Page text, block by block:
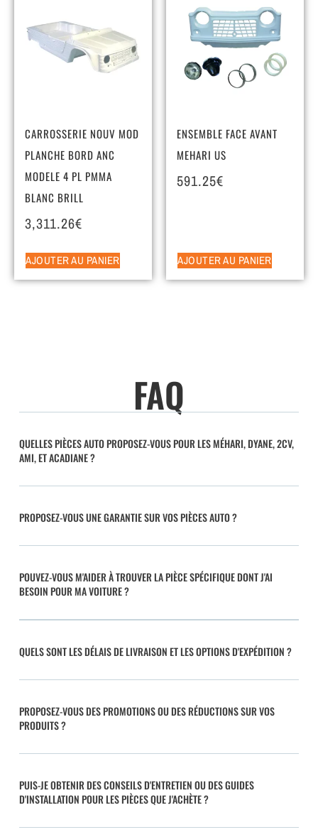
CARROSSERIE NOUV MOD
PLANCHE BORD ANC
MODELE 4 PL PMMA
BLANC BRILL
3,311.26€
AJOUTER AU PANIER
ENSEMBLE FACE AVANT
MEHARI US
591.25€
AJOUTER AU PANIER
FAQ
QUELLES PIÈCES AUTO PROPOSEZ-VOUS POUR LES MÉHARI, DYANE, 2CV,
AMI, ET ACADIANE ?
PROPOSEZ-VOUS UNE GARANTIE SUR VOS PIÈCES AUTO ?
POUVEZ-VOUS M'AIDER À TROUVER LA PIÈCE SPÉCIFIQUE DONT J'AI
BESOIN POUR MA VOITURE ?
QUELS SONT LES DÉLAIS DE LIVRAISON ET LES OPTIONS D'EXPÉDITION ?
PROPOSEZ-VOUS DES PROMOTIONS OU DES RÉDUCTIONS SUR VOS
PRODUITS ?
PUIS-JE OBTENIR DES CONSEILS D'ENTRETIEN OU DES GUIDES
D'INSTALLATION POUR LES PIÈCES QUE J'ACHÈTE ?